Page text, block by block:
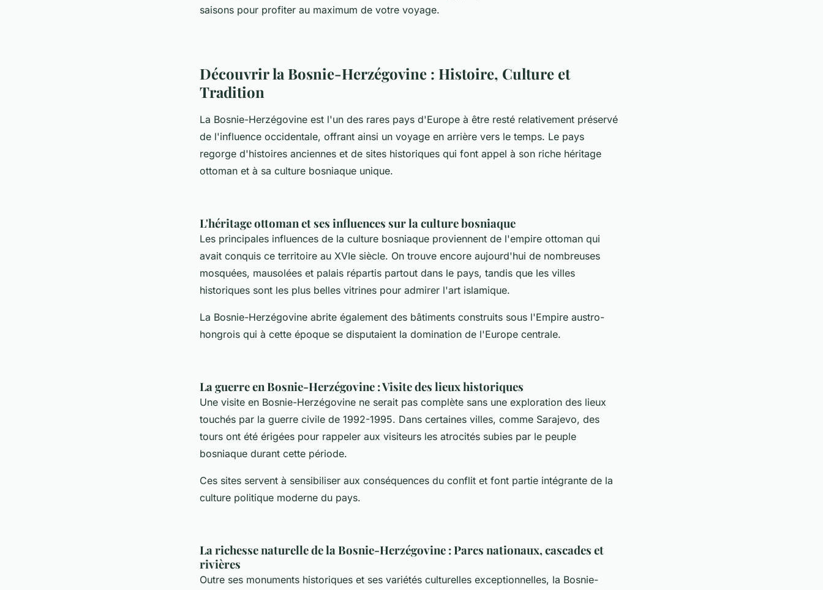
saisons pour profiter au maximum de votre voyage.
Découvrir la Bosnie-Herzégovine : Histoire, Culture et
Tradition
La Bosnie-Herzégovine est l'un des rares pays d'Europe à être resté relativement préservé
de l'influence occidentale, offrant ainsi un voyage en arrière vers le temps. Le pays
regorge d'histoires anciennes et de sites historiques qui font appel à son riche héritage
ottoman et à sa culture bosniaque unique.
L'héritage ottoman et ses influences sur la culture bosniaque
Les principales influences de la culture bosniaque proviennent de l'empire ottoman qui
avait conquis ce territoire au XVIe siècle. On trouve encore aujourd'hui de nombreuses
mosquées, mausolées et palais répartis partout dans le pays, tandis que les villes
historiques sont les plus belles vitrines pour admirer l'art islamique.
La Bosnie-Herzégovine abrite également des bâtiments construits sous l'Empire austro-
hongrois qui à cette époque se disputaient la domination de l'Europe centrale.
La guerre en Bosnie-Herzégovine : Visite des lieux historiques
Une visite en Bosnie-Herzégovine ne serait pas complète sans une exploration des lieux
touchés par la guerre civile de 1992-1995. Dans certaines villes, comme Sarajevo, des
tours ont été érigées pour rappeler aux visiteurs les atrocités subies par le peuple
bosniaque durant cette période.
Ces sites servent à sensibiliser aux conséquences du conflit et font partie intégrante de la
culture politique moderne du pays.
La richesse naturelle de la Bosnie-Herzégovine : Parcs nationaux, cascades et
rivières
Outre ses monuments historiques et ses variétés culturelles exceptionnelles, la Bosnie-